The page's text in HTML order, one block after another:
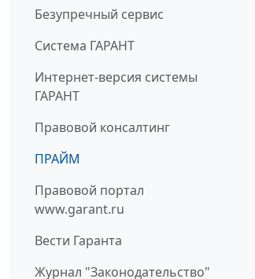
Безупречный сервис
Система ГАРАНТ
Интернет-версия системы
ГАРАНТ
Правовой консалтинг
ПРАЙМ
Правовой портал
www.garant.ru
Вести Гаранта
Журнал "Законодательство"